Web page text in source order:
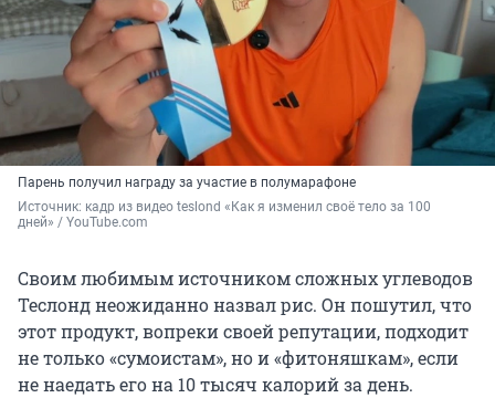
Парень получил награду за участие в полумарафоне
Источник: кадр из видео teslond «Как я изменил своё тело за 100
дней» / YouTube.com
Своим любимым источником сложных углеводов
Теслонд неожиданно назвал рис. Он пошутил, что
этот продукт, вопреки своей репутации, подходит
не только «сумоистам», но и «фитоняшкам», если
не наедать его на 10 тысяч калорий за день.